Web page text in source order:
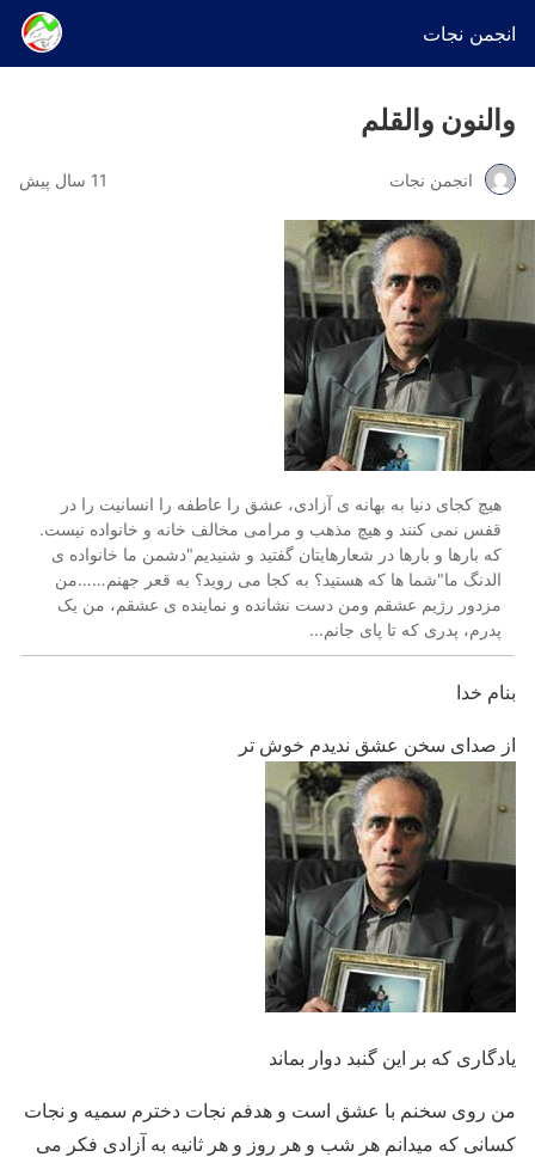
انجمن نجات
والنون والقلم
انجمن نجات 11 سال پیش
هیچ کجای دنیا به بهانه ی آزادی، عشق را عاطفه را انسانیت را در
قفس نمی کنند و هیچ مذهب و مرامی مخالف خانه و خانواده نیست.
که بارها و بارها در شعارهایتان گفتید و شنیدیم"دشمن ما خانواده ی
الدنگ ما"شما ها که هستید؟ به کجا می روید؟ به قعر جهنم……من
مزدور رژیم عشقم ومن دست نشانده و نماینده ی عشقم، من یک
پدرم، پدری که تا پای جانم...
بنام خدا
از صدای سخن عشق ندیدم خوش تر
یادگاری که بر این گنبد دوار بماند
من روی سخنم با عشق است و هدفم نجات دخترم سمیه و نجات
کسانی که میدانم هر شب و هر روز و هر ثانیه به آزادی فکر می